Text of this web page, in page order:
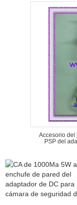
Accesorio del
PSP del